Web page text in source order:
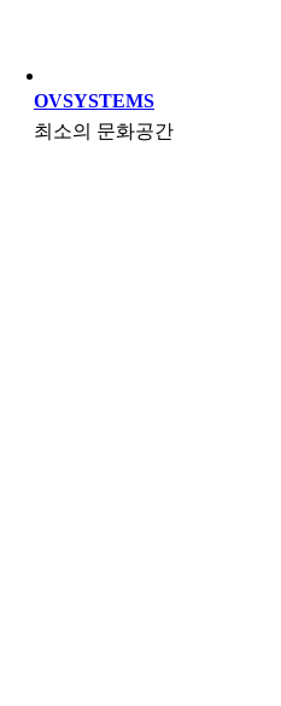
OVSYSTEMS
최소의 문화공간